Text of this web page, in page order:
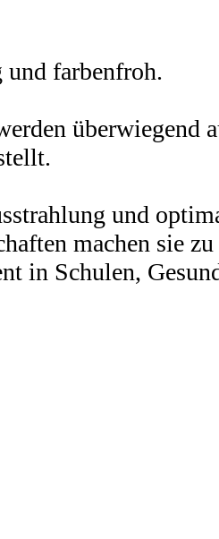
farbenfroh.
überwiegend
und
machen sie
in Schulen,